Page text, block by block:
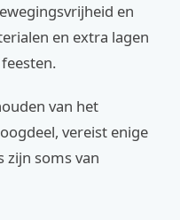
en
en extra lagen
van het
vereist enige
zijn soms van